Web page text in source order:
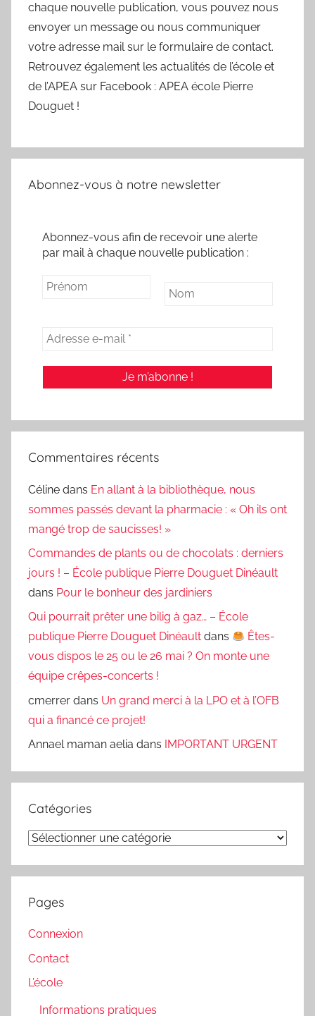
chaque nouvelle publication, vous pouvez nous
envoyer un message ou nous communiquer
votre adresse mail sur le formulaire de contact.
Retrouvez également les actualités de l’école et
de l’APEA sur Facebook : APEA école Pierre
Douguet !
Abonnez-vous à notre newsletter
Abonnez-vous afin de recevoir une alerte
par mail à chaque nouvelle publication :
Commentaires récents
Céline dans En allant à la bibliothèque, nous
sommes passés devant la pharmacie : « Oh ils ont
mangé trop de saucisses! »
Commandes de plants ou de chocolats : derniers
jours ! – École publique Pierre Douguet Dinéault
dans Pour le bonheur des jardiniers
Qui pourrait prêter une bilig à gaz… – École
publique Pierre Douguet Dinéault dans
Êtes-
vous dispos le 25 ou le 26 mai ? On monte une
équipe crêpes-concerts !
cmerrer dans Un grand merci à la LPO et à l’OFB
qui a financé ce projet!
Annael maman aelia dans IMPORTANT URGENT
Catégories
Catégories
Pages
Connexion
Contact
L’école
Informations pratiques